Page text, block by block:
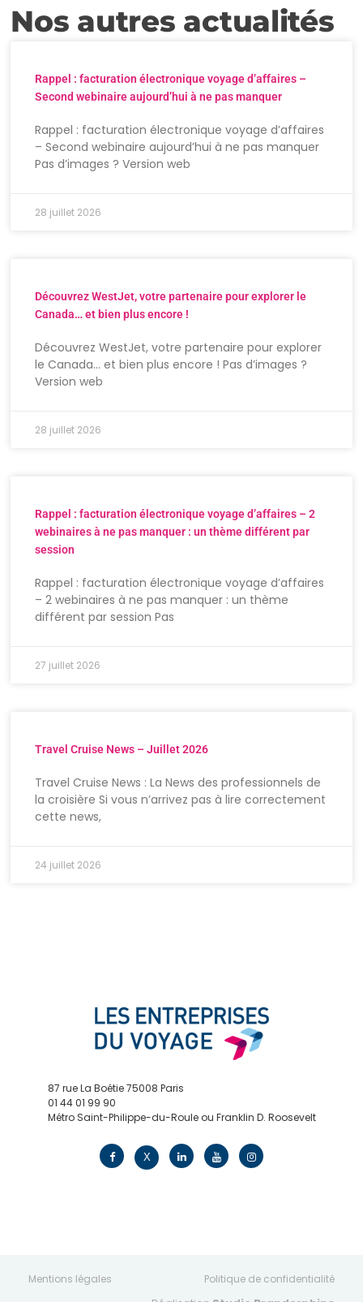
Nos autres actualités
Rappel : facturation électronique voyage d’affaires –
Second webinaire aujourd’hui à ne pas manquer
Rappel : facturation électronique voyage d’affaires
– Second webinaire aujourd’hui à ne pas manquer
Pas d’images ? Version web
28 juillet 2026
Découvrez WestJet, votre partenaire pour explorer le
Canada… et bien plus encore !
Découvrez WestJet, votre partenaire pour explorer
le Canada… et bien plus encore ! Pas d’images ?
Version web
28 juillet 2026
Rappel : facturation électronique voyage d’affaires – 2
webinaires à ne pas manquer : un thème différent par
session
Rappel : facturation électronique voyage d’affaires
– 2 webinaires à ne pas manquer : un thème
différent par session Pas
27 juillet 2026
Travel Cruise News – Juillet 2026
Travel Cruise News : La News des professionnels de
la croisière Si vous n’arrivez pas à lire correctement
cette news,
24 juillet 2026
87 rue La Boétie 75008 Paris
01 44 01 99 90
Métro Saint-Philippe-du-Roule ou Franklin D. Roosevelt
X
Mentions légales Politique de confidentialité